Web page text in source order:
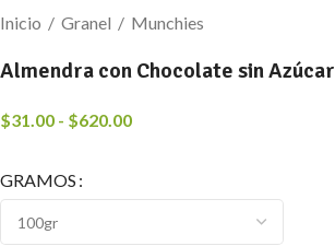
Inicio / Granel / Munchies
Almendra con Chocolate sin Azúcar
$31.00 - $620.00
GRAMOS